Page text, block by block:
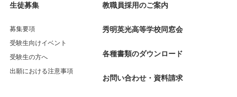
生徒募集
募集要項
受験生向けイベント
受験生の方へ
出願における注意事項
教職員採用のご案内
秀明英光高等学校同窓会
各種書類のダウンロード
お問い合わせ・資料請求